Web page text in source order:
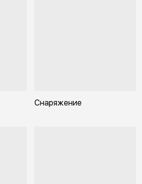
Снаряжение